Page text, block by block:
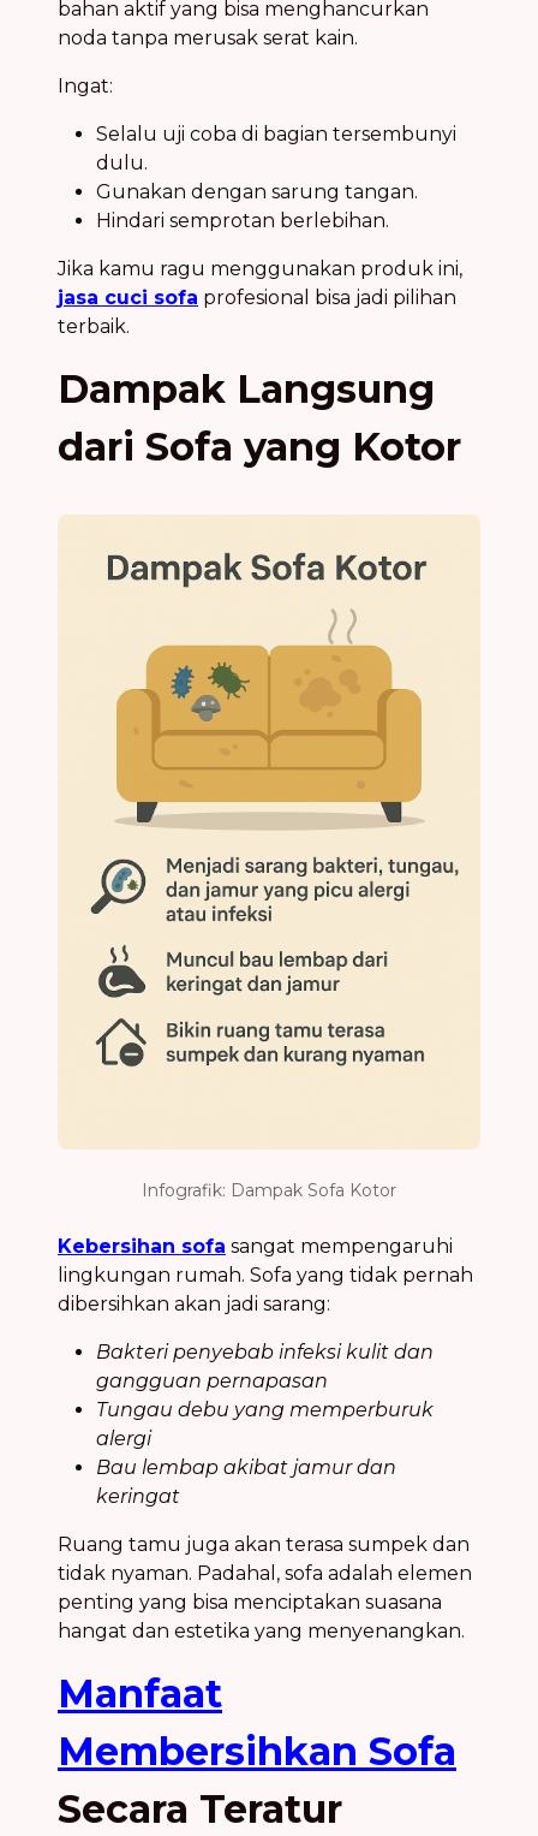
bahan aktif yang bisa menghancurkan
noda tanpa merusak serat kain.
Ingat:
Selalu uji coba di bagian tersembunyi
dulu.
Gunakan dengan sarung tangan.
Hindari semprotan berlebihan.
Jika kamu ragu menggunakan produk ini,
jasa cuci sofa profesional bisa jadi pilihan
terbaik.
Dampak Langsung
dari Sofa yang Kotor
Infografik: Dampak Sofa Kotor
Kebersihan sofa sangat mempengaruhi
lingkungan rumah. Sofa yang tidak pernah
dibersihkan akan jadi sarang:
Bakteri penyebab infeksi kulit dan
gangguan pernapasan
Tungau debu yang memperburuk
alergi
Bau lembap akibat jamur dan
keringat
Ruang tamu juga akan terasa sumpek dan
tidak nyaman. Padahal, sofa adalah elemen
penting yang bisa menciptakan suasana
hangat dan estetika yang menyenangkan.
Manfaat
Membersihkan Sofa
Secara Teratur